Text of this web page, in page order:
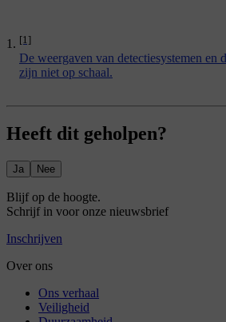
[1]
De weergaven van detectiesystemen en
zijn niet op schaal.
Heeft dit geholpen?
Ja Nee